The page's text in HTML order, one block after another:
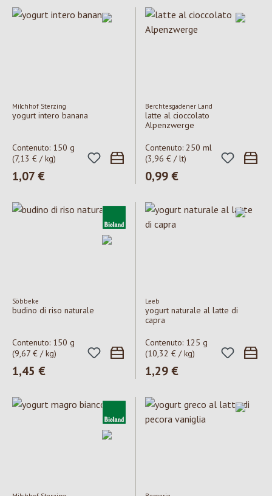
Milchhof Sterzing
yogurt intero banana
Contenuto: 150 g
(7,13 € / kg)
Prezzo normale:
1,07 €
Berchtesgadener Land
latte al cioccolato
Alpenzwerge
Contenuto: 250 ml
(3,96 € / lt)
Prezzo normale:
0,99 €
Söbbeke
budino di riso naturale
Contenuto: 150 g
(9,67 € / kg)
Prezzo normale:
1,45 €
Leeb
yogurt naturale al latte di
capra
Contenuto: 125 g
(10,32 € / kg)
Prezzo normale:
1,29 €